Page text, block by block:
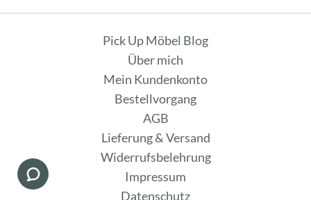
Pick Up Möbel Blog
Über mich
Mein Kundenkonto
Bestellvorgang
AGB
Lieferung & Versand
Widerrufsbelehrung
Impressum
Datenschutz